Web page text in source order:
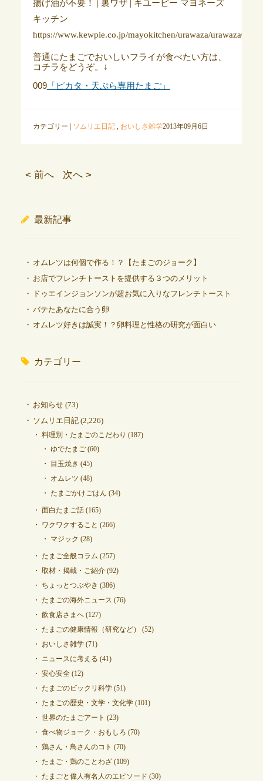
揚げ油が不要！ | 裏ワザ | キユーピー マヨネーズ
キッチン
https://www.kewpie.co.jp/mayokitchen/urawaza/
普通にたまごでおいしいフライが食べたい方は、
コチラをどうぞ。↓
009「ピカタ・天ぷら専用たまご」
カテゴリー | ソムリエ日記, おいしさ雑学2013年09月6日
< 前へ 次へ >
最新記事
オムレツは何個で作る！？【たまごのジョーク】
お店でフレンチトーストを提供する３つのメリット
ドゥエインジョンソンが超お気に入りなフレンチトースト
バテたあなたに合う卵
オムレツ好きは誠実！？卵料理と性格の研究が面白い
カテゴリー
お知らせ(73)
ソムリエ日記(2,226)
料理別・たまごのこだわり (187)
ゆでたまご(60)
目玉焼き (45)
オムレツ (48)
たまごかけごはん (34)
面白たまご話(165)
ワクワクすること (266)
マジック (28)
たまご全般コラム (257)
取材・掲載・ご紹介(92)
ちょっとつぶやき (386)
たまごの海外ニュース (76)
飲食店さまへ(127)
たまごの健康情報（研究など）
(52)
おいしさ雑学(71)
ニュースに考える (41)
安心安全(12)
たまごのビックリ科学(51)
たまごの歴史・文学・文化学(101)
世界のたまごアート (23)
食べ物ジョーク・おもしろ (70)
鶏さん・鳥さんのコト (70)
たまご・鶏のことわざ(109)
たまごと偉人有名人のエピソード (30)